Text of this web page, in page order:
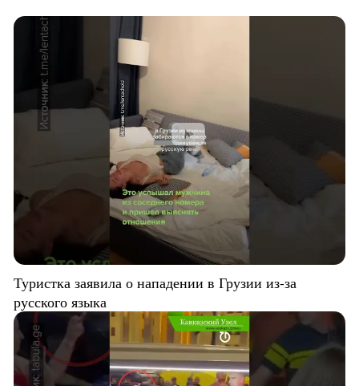
Туристка заявила о нападении в Грузии из-за
русского языка